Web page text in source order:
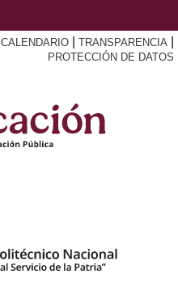
CALENDARIO TRANSPARENCIA
PROTECCIÓN DE DATOS